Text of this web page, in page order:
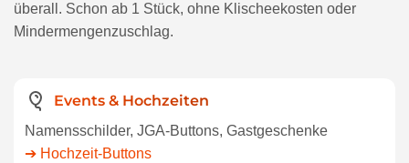
überall. Schon ab 1 Stück, ohne Klischeekosten oder
Mindermengenzuschlag.
Events & Hochzeiten
Namensschilder, JGA-Buttons, Gastgeschenke
➔ Hochzeit-Buttons